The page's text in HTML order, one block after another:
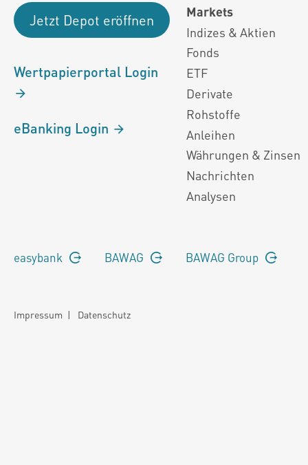
Jetzt Depot eröffnen
Wertpapierportal Login
eBanking Login
Markets
Indizes & Aktien
Fonds
ETF
Derivate
Rohstoffe
Anleihen
Währungen & Zinsen
Nachrichten
Analysen
easybank BAWAG BAWAG Group
Impressum | Datenschutz